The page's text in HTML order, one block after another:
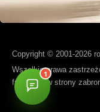
Copyright © 2001-2026
Wszelkie prawa
fragmentów strony